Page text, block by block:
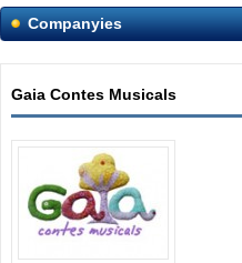
Companyies
Gaia Contes Musicals